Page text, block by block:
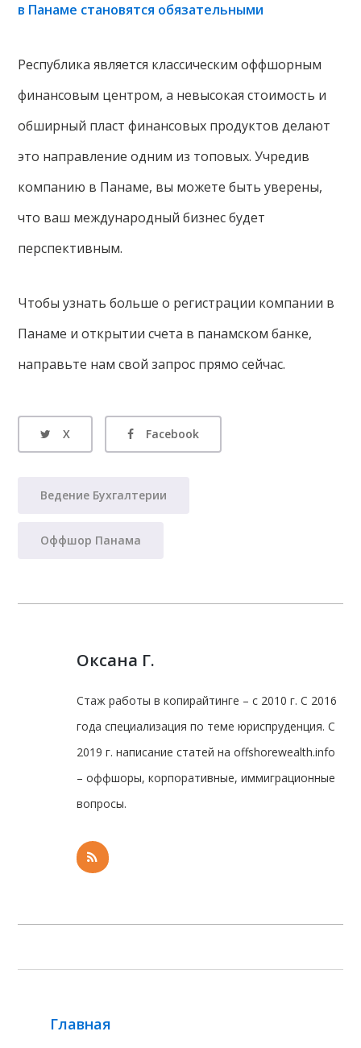
в Панаме становятся обязательными
Республика является классическим оффшорным
финансовым центром, а невысокая стоимость и
обширный пласт финансовых продуктов делают
это направление одним из топовых. Учредив
компанию в Панаме, вы можете быть уверены,
что ваш международный бизнес будет
перспективным.
Чтобы узнать больше о регистрации компании в
Панаме и открытии счета в панамском банке,
направьте нам свой запрос прямо сейчас.
X Facebook
Ведение Бухгалтерии
Оффшор Панама
Оксана Г.
Стаж работы в копирайтинге – с 2010 г. С 2016
года специализация по теме юриспруденция. С
2019 г. написание статей на offshorewealth.info
– оффшоры, корпоративные, иммиграционные
вопросы.
Главная